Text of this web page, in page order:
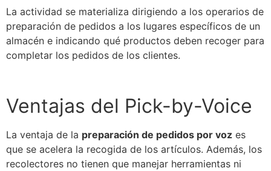
La actividad se materializa dirigiendo a los operarios de
preparación de pedidos a los lugares específicos de un
almacén e indicando qué productos deben recoger para
completar los pedidos de los clientes.
Ventajas del Pick-by-Voice
La ventaja de la preparación de pedidos por voz es
que se acelera la recogida de los artículos. Además, los
recolectores no tienen que manejar herramientas ni